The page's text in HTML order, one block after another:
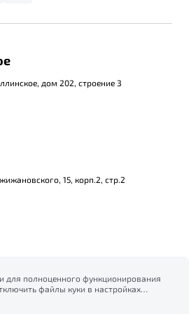
дом 202, строение 3
15, корп.2, стр.2
персональных данных
для полноценного функционирования
файлы куки в настройках
куки, и подтверждаете